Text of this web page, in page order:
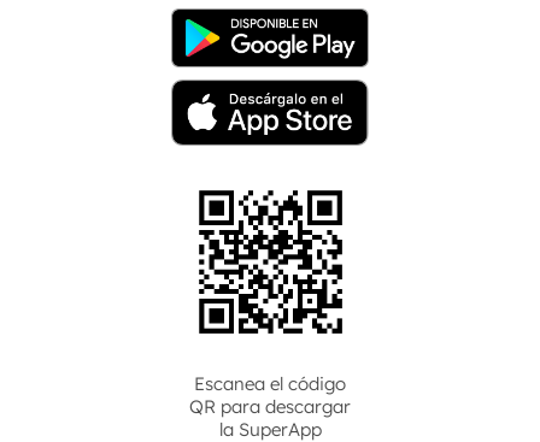
Escanea el código
QR para descargar
la SuperApp